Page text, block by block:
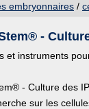
embryonnaires /
-
et instruments
- Culture des
sur les